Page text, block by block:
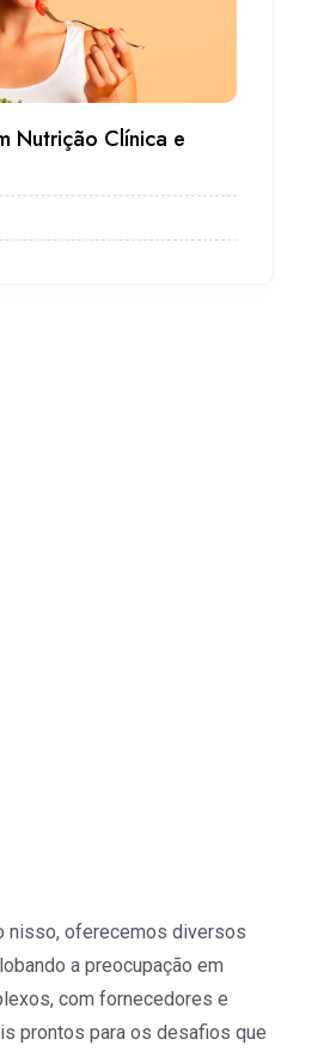
Nutrição Clínica e
nisso, oferecemos diversos
a preocupação em
com fornecedores e
prontos para os desafios que